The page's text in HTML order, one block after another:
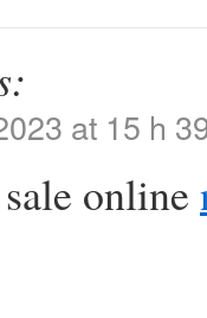
at 15 h
online